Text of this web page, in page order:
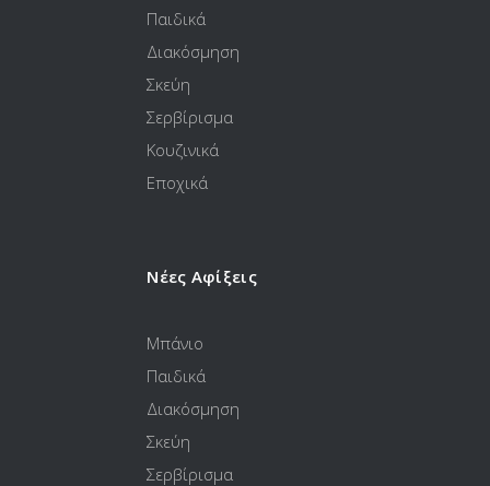
Παιδικά
Διακόσμηση
Σκεύη
Σερβίρισμα
Κουζινικά
Εποχικά
Νέες Αφίξεις
Μπάνιο
Παιδικά
Διακόσμηση
Σκεύη
Σερβίρισμα